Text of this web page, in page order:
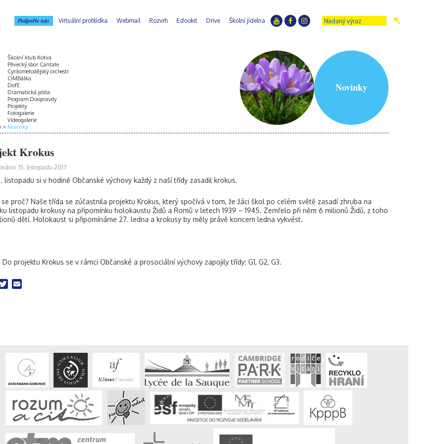
Podpořte nás Virtuální prohlídka Webmail Rozvrh Edookit Drive Školní jídelna
Školní klub Kotva
Pěvecký sbor Cantate
Cyrilometodějský orchestr
CiMBálka
DofE
Dramatická jelita
Program Doopravdy
Projekty
Fotogalerie
Videogalerie
Novinky
Novinky
Krokus
15. listopadu 2017
listopadu si v hodině Občanské výchovy každý z naší třídy zasadil krokus.
proč? Naše třída se zúčastnila projektu Krokus, který spočívá v tom, že žáci škol po celém světě zasadí zhruba na
listopadu krokusy na připomínku holokaustu Židů a Romů v letech 1939 – 1945. Zemřelo při něm 6 milionů Židů, z toho
dětí. Holokaust si připomínáme 27. ledna a krokusy by měly právě koncem ledna vykvést.
Do projektu Krokus se v rámci Občanské a prosociální výchovy zapojily třídy: G1, G2, G3.
Twitter